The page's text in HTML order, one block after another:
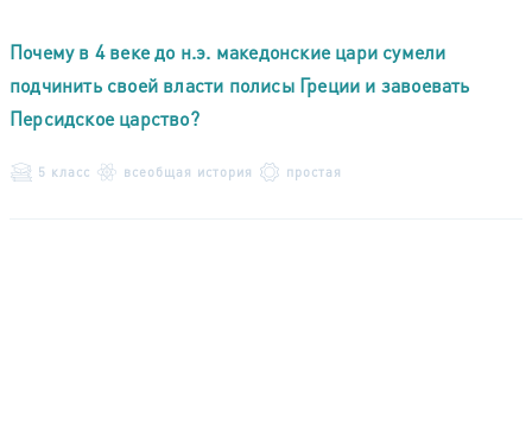
Почему в 4 веке до н.э. македонские цари сумели
подчинить своей власти полисы Греции и завоевать
Персидское царство?
5 класс всеобщая история простая